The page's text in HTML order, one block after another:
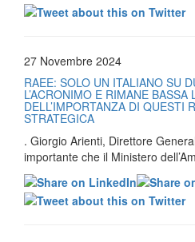
27 Novembre 2024
RAEE: SOLO UN ITALIANO SU
L’ACRONIMO E RIMANE
DELL’IMPORTANZA DI QUESTI
STRATEGICA
. Giorgio Arienti, Direttore
importante che il Ministero